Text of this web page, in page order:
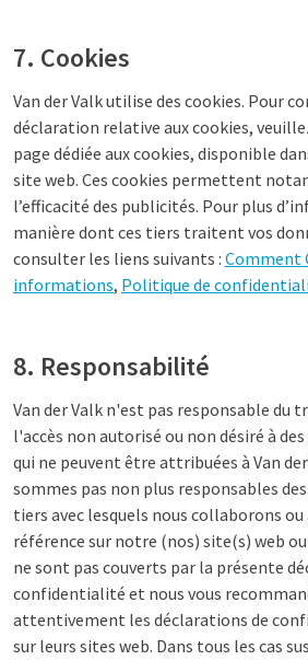
7. Cookies
Van der Valk utilise des cookies. Pour
déclaration relative aux cookies,
page dédiée aux cookies, disponible
site web. Ces cookies permettent
l’efficacité des publicités. Pour plus
manière dont ces tiers traitent vos
consulter les liens suivants : Comment
informations, Politique de
8. Responsabilité
Van der Valk n'est pas responsable du
l'accès non autorisé ou non désiré à
qui ne peuvent être attribuées à Van
sommes pas non plus responsables
tiers avec lesquels nous collaborons
référence sur notre (nos) site(s) web
ne sont pas couverts par la présente
confidentialité et nous vous
attentivement les déclarations de
sur leurs sites web. Dans tous les cas